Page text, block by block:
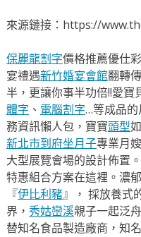
來源鏈接：https://
保麗龍割字價格推薦優仕
宴禮遇新竹婚宴會館翻轉
半，更讓你事半功倍!!愛寶
體字 、 電腦割字…等成品的
務資訊懶人包，寶寶頭型
新北市到府坐月子專業月
大型展覽會場的設計佈置。
特惠組合方案在這裡。濃
『伊比利豬』， 採放養式
界， 秀姑巒溪親子一起泛
替知名食品製造廠商，知